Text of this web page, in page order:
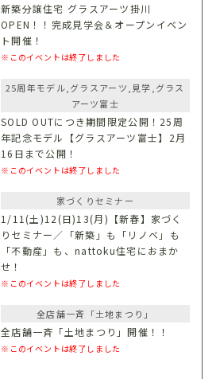
新築分譲住宅 グラスアーツ掛川
OPEN！！完成見学会＆オープンイベン
ト開催！
※このイベントは終了しました
25周年モデル,グラスアーツ,見学,グラス
アーツ富士
SOLD OUTにつき期間限定公開！25周
年記念モデル【グラスアーツ富士】2月
16日まで公開！
※このイベントは終了しました
家づくりセミナー
1/11(土)12(日)13(月)【新春】家づく
りセミナー／「新築」も「リノベ」も
「不動産」も、nattoku住宅におまか
せ！
※このイベントは終了しました
全店舗一斉「土地まつり」
全店舗一斉「土地まつり」開催！！
※このイベントは終了しました